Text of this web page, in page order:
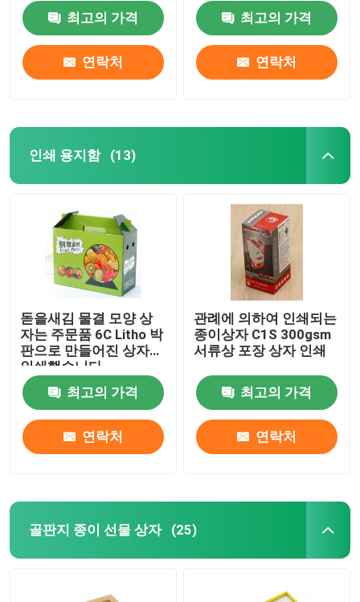
최고의 가격
연락처
최고의 가격
연락처
인쇄 용지함 (13)
돋을새김 물결 모양 상
자는 주문품 6C Litho 박
판으로 만들어진 상자를
인쇄했습니다
최고의 가격
연락처
관례에 의하여 인쇄되는
종이상자 C1S 300gsm
서류상 포장 상자 인쇄
최고의 가격
연락처
골판지 종이 선물 상자 (25)